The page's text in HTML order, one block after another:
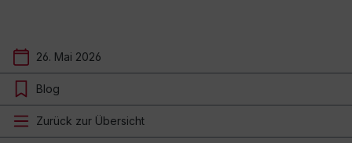
26. Mai 2026
Blog
Zurück zur Übersicht